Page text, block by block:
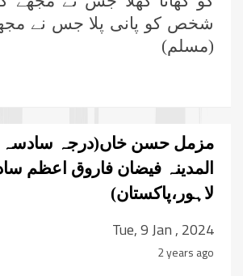
شخص کو پانی پلا جس نے مجھے
(مسلم)
مزمل حسن خاں(درجہ سادسہ
المدینہ فیضان فاروق اعظم
لاہور،پاکستان)
Tue, 9 Jan , 2024
2 years ago